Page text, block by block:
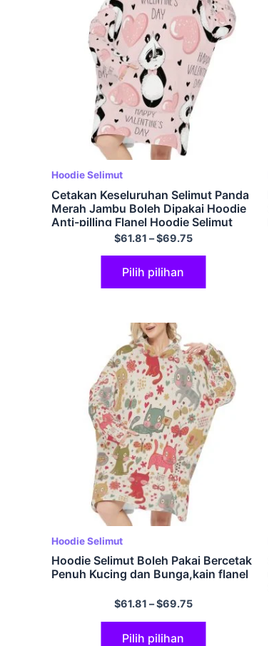
Hoodie Selimut
Cetakan Keseluruhan Selimut Panda
Merah Jambu Boleh Dipakai Hoodie
Anti-pilling Flanel Hoodie Selimut
Bertudung Selesa Besar Mewah
$61.81 –$69.75
Pilih pilihan
Hoodie Selimut
Hoodie Selimut Boleh Pakai Bercetak
Penuh Kucing dan Bunga,kain flanel
$61.81 –$69.75
Pilih pilihan